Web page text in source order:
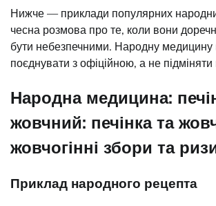
Нижче — приклади популярних
чесна розмова про те, коли вони
бути небезпечними. Народну
поєднувати з офіційною, а не
Народна медицина:
жовчний: печінка та
жовчогінні збори та
Приклад народного рецепта